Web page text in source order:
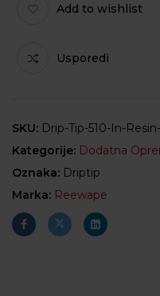
Add to wishlist
Usporedi
SKU: Drip-Tip-510-In-
Kategorije: Dodatna
Oznaka: Driptip
Marka: Reewape